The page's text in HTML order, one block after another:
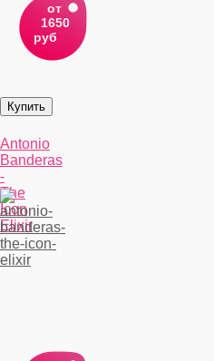
от
1650
руб
Antonio
Banderas
-
The
Icon
Elixir